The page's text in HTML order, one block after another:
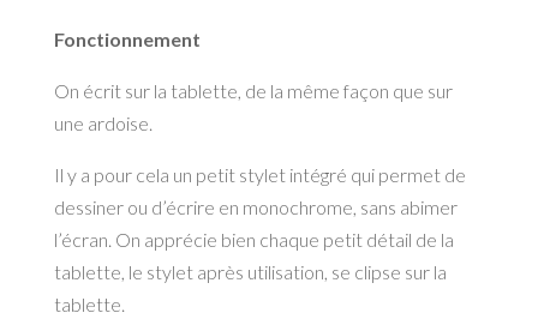
Fonctionnement
On écrit sur la tablette, de la même façon que sur
une ardoise.
Il y a pour cela un petit stylet intégré qui permet de
dessiner ou d’écrire en monochrome, sans abimer
l’écran. On apprécie bien chaque petit détail de la
tablette, le stylet après utilisation, se clipse sur la
tablette.